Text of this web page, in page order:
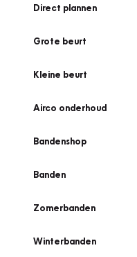
Direct plannen
Grote beurt
Kleine beurt
Airco onderhoud
Bandenshop
Banden
Zomerbanden
Winterbanden